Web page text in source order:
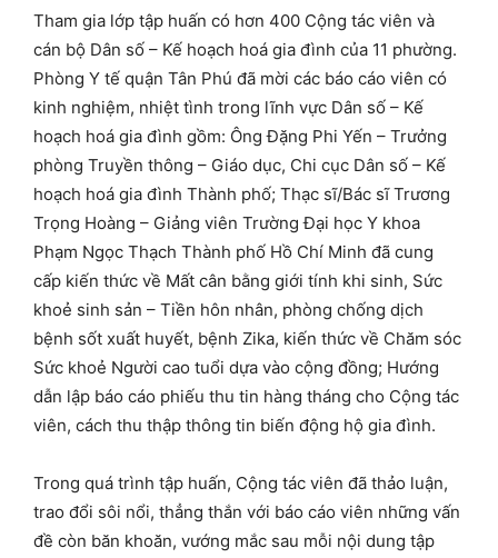
Tham gia lớp tập huấn có hơn 400 Cộng tác viên và
cán bộ Dân số – Kế hoạch hoá gia đình của 11 phường.
Phòng Y tế quận Tân Phú đã mời các báo cáo viên có
kinh nghiệm, nhiệt tình trong lĩnh vực Dân số – Kế
hoạch hoá gia đình gồm: Ông Đặng Phi Yến – Trưởng
phòng Truyền thông – Giáo dục, Chi cục Dân số – Kế
hoạch hoá gia đình Thành phố; Thạc sĩ/Bác sĩ Trương
Trọng Hoàng – Giảng viên Trường Đại học Y khoa
Phạm Ngọc Thạch Thành phố Hồ Chí Minh đã cung
cấp kiến thức về Mất cân bằng giới tính khi sinh, Sức
khoẻ sinh sản – Tiền hôn nhân, phòng chống dịch
bệnh sốt xuất huyết, bệnh Zika, kiến thức về Chăm sóc
Sức khoẻ Người cao tuổi dựa vào cộng đồng; Hướng
dẫn lập báo cáo phiếu thu tin hàng tháng cho Cộng tác
viên, cách thu thập thông tin biến động hộ gia đình.
Trong quá trình tập huấn, Cộng tác viên đã thảo luận,
trao đổi sôi nổi, thẳng thắn với báo cáo viên những vấn
đề còn băn khoăn, vướng mắc sau mỗi nội dung tập